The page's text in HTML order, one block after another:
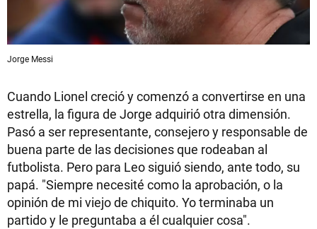
Jorge Messi
Cuando Lionel creció y comenzó a convertirse en una
estrella, la figura de Jorge adquirió otra dimensión.
Pasó a ser representante, consejero y responsable de
buena parte de las decisiones que rodeaban al
futbolista. Pero para Leo siguió siendo, ante todo, su
papá. "Siempre necesité como la aprobación, o la
opinión de mi viejo de chiquito. Yo terminaba un
partido y le preguntaba a él cualquier cosa".